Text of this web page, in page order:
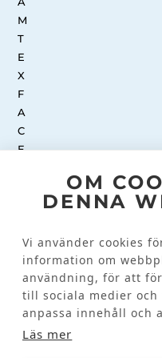
OM
DENNA
Vi använder cookies
information om
användning, för att
till sociala medier
anpassa innehåll och
Läs mer
Kundinformation
KONTAKTA OSS
VANLIGA FRÅGOR